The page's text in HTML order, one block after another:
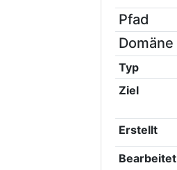
Pfad
Domäne
Typ
Ziel
Erstellt
Bearbeitet